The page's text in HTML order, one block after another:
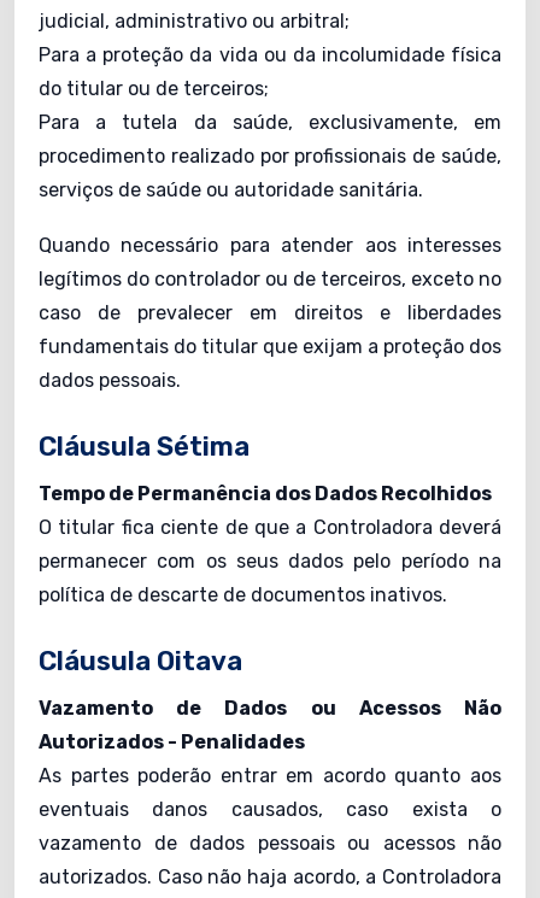
judicial, administrativo ou arbitral;
Para a proteção da vida ou da incolumidade física
do titular ou de terceiros;
Para a tutela da saúde, exclusivamente, em
procedimento realizado por profissionais de saúde,
serviços de saúde ou autoridade sanitária.
Quando necessário para atender aos interesses
legítimos do controlador ou de terceiros, exceto no
caso de prevalecer em direitos e liberdades
fundamentais do titular que exijam a proteção dos
dados pessoais.
Cláusula Sétima
Tempo de Permanência dos Dados Recolhidos
O titular fica ciente de que a Controladora deverá
permanecer com os seus dados pelo período na
política de descarte de documentos inativos.
Cláusula Oitava
Vazamento de Dados ou Acessos Não
Autorizados - Penalidades
As partes poderão entrar em acordo quanto aos
eventuais danos causados, caso exista o
vazamento de dados pessoais ou acessos não
autorizados. Caso não haja acordo, a Controladora